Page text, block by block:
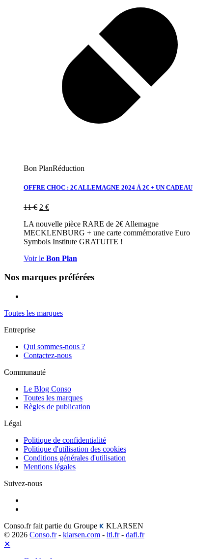
Bon PlanRéduction
OFFRE CHOC : 2€ ALLEMAGNE 2024 À 2€ + UN CADEAU
11€ 2 €
LA nouvelle pièce RARE de 2€ Allemagne
MECKLENBURG + une carte commémorative Euro
Symbols Institute GRATUITE !
Voir le Bon Plan
Nos marques préférées
Toutes les marques
Entreprise
Qui sommes-nous ?
Contactez-nous
Communauté
Le Blog Conso
Toutes les marques
Règles de publication
Légal
Politique de confidentialité
Politique d'utilisation des cookies
Conditions générales d'utilisation
Mentions légales
Suivez-nous
Conso.fr fait partie du Groupe
KLARSEN
© 2026 Conso.fr- klarsen.com - itl.fr- dafi.fr
✕